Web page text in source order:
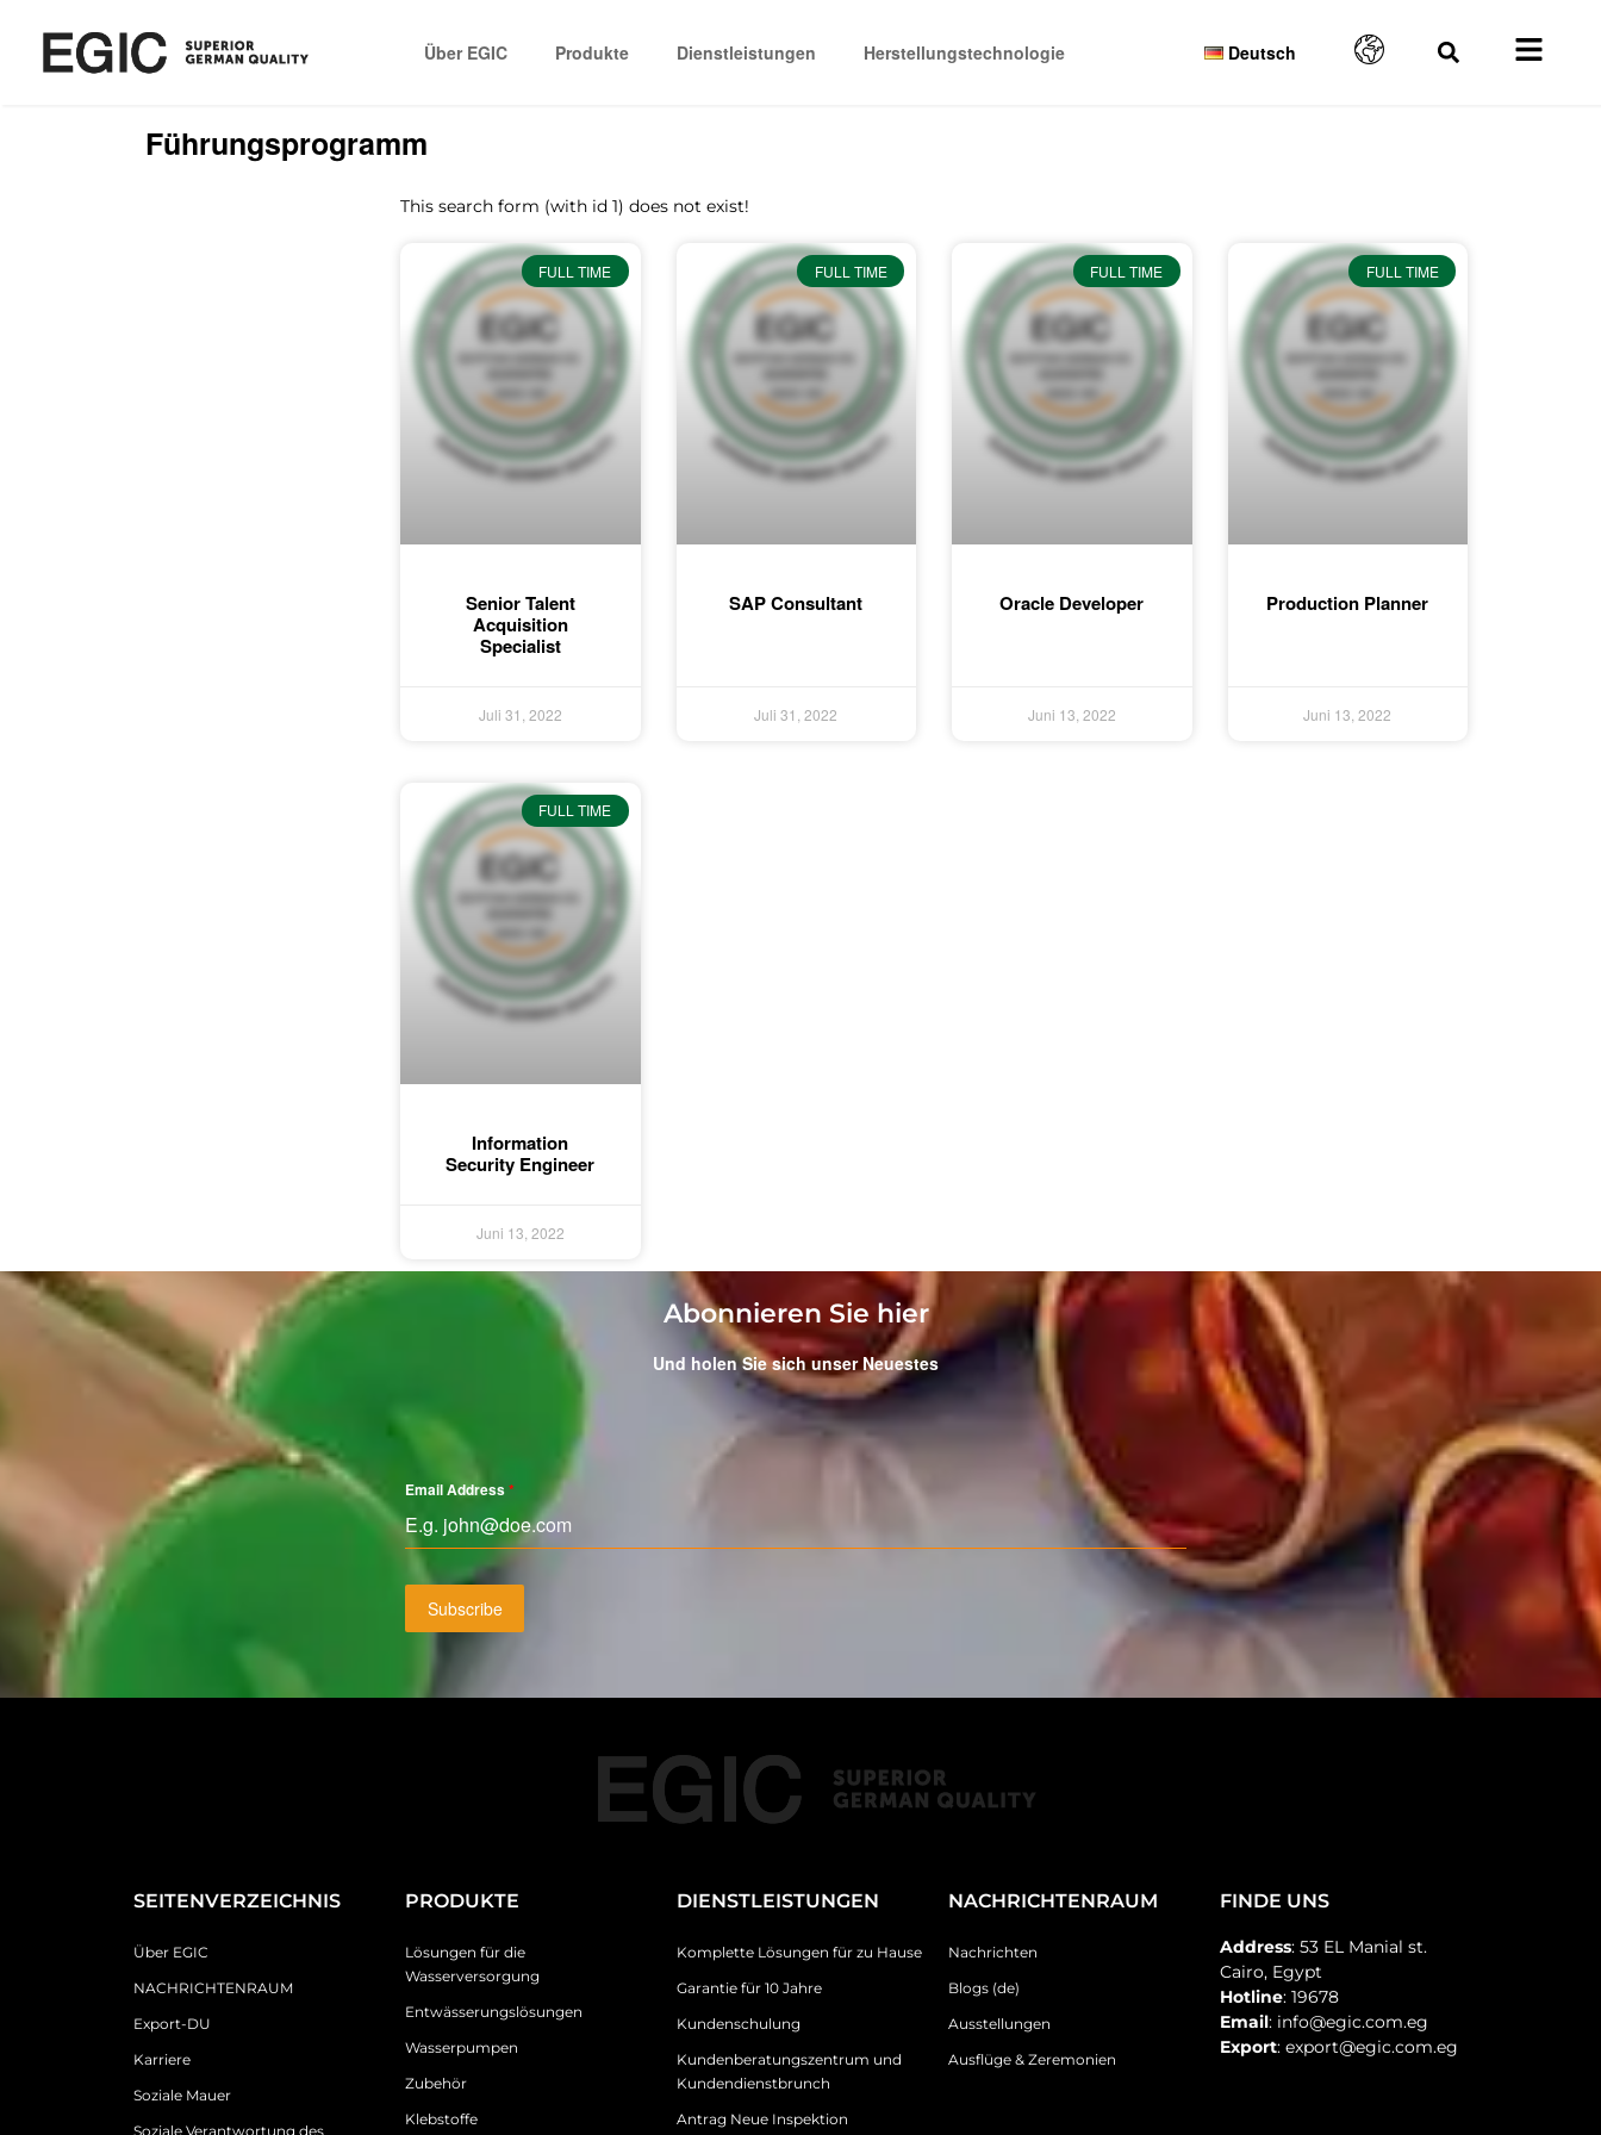
Über EGIC Produkte Dienstleistungen Herstellungstechnologie Deutsch
Führungsprogramm
This search form (with id 1) does not exist!
FULL TIME
Senior Talent
Acquisition
Specialist
Juli 31, 2022
FULL TIME
SAP Consultant
Juli 31, 2022
FULL TIME
Oracle Developer
Juni 13, 2022
FULL TIME
Production Planner
Juni 13, 2022
FULL TIME
Information
Security Engineer
Juni 13, 2022
Abonnieren Sie hier
Und holen Sie sich unser Neuestes
Email Address*
Subscribe
SEITENVERZEICHNIS
Über EGIC
NACHRICHTENRAUM
Export-DU
Karriere
Soziale Mauer
Soziale Verantwortung des
PRODUKTE
Lösungen für die
Wasserversorgung
Entwässerungslösungen
Wasserpumpen
Zubehör
Klebstoffe
DIENSTLEISTUNGEN
Komplette Lösungen für zu Hause
Garantie für 10 Jahre
Kundenschulung
Kundenberatungszentrum und
Kundendienstbrunch
Antrag Neue Inspektion
NACHRICHTENRAUM
Nachrichten
Blogs (de)
Ausstellungen
Ausflüge & Zeremonien
FINDE UNS
Address: 53 EL Manial st.
Cairo, Egypt
Hotline: 19678
Email: info@egic.com.eg
Export: export@egic.com.eg